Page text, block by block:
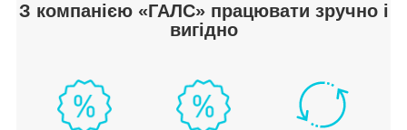
З компанією «ГАЛС» працювати зручно і
вигідно